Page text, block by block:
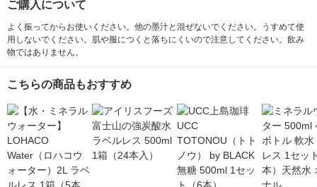
ご購入について
よく振ってからお使いください。他の墨汁と混ぜないでください。うすめて使
用しないでください。肌や服につくと落ちにくいので注意してください。飲み
物ではありません。
こちらの商品もおすすめ